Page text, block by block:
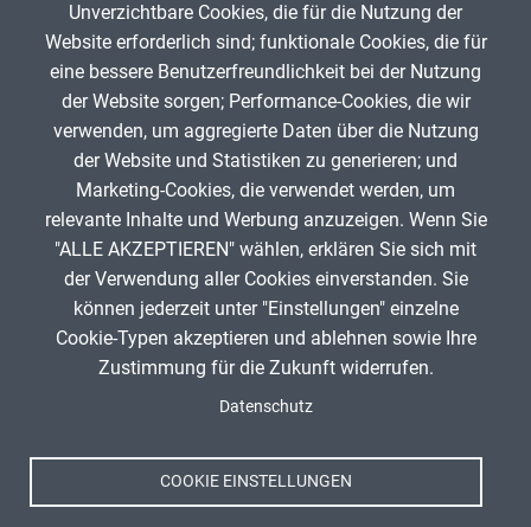
Gib die Zeichen aus dem Bild oben ein,
beachte Groß- und Kleinschreibung.
Um Spam zu verhindern, gib bitte die Zeichenfolge aus dem Bild
oben ein.
ANZEIGE
Spenden
Impressum
Unverzichtbare Cookies, die für die Nutzung der
Website erforderlich sind; funktionale Cookies, die für
eine bessere Benutzerfreundlichkeit bei der Nutzung
der Website sorgen; Performance-Cookies, die wir
verwenden, um aggregierte Daten über die Nutzung
der Website und Statistiken zu generieren; und
Marketing-Cookies, die verwendet werden, um
relevante Inhalte und Werbung anzuzeigen. Wenn Sie
"ALLE AKZEPTIEREN" wählen, erklären Sie sich mit
der Verwendung aller Cookies einverstanden. Sie
können jederzeit unter "Einstellungen" einzelne
Cookie-Typen akzeptieren und ablehnen sowie Ihre
Zustimmung für die Zukunft widerrufen.
Datenschutz
COOKIE EINSTELLUNGEN